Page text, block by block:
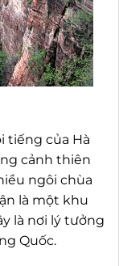
tiếng của Hà
cảnh thiên
ngôi chùa
là một khu
là nơi lý tưởng
Quốc.